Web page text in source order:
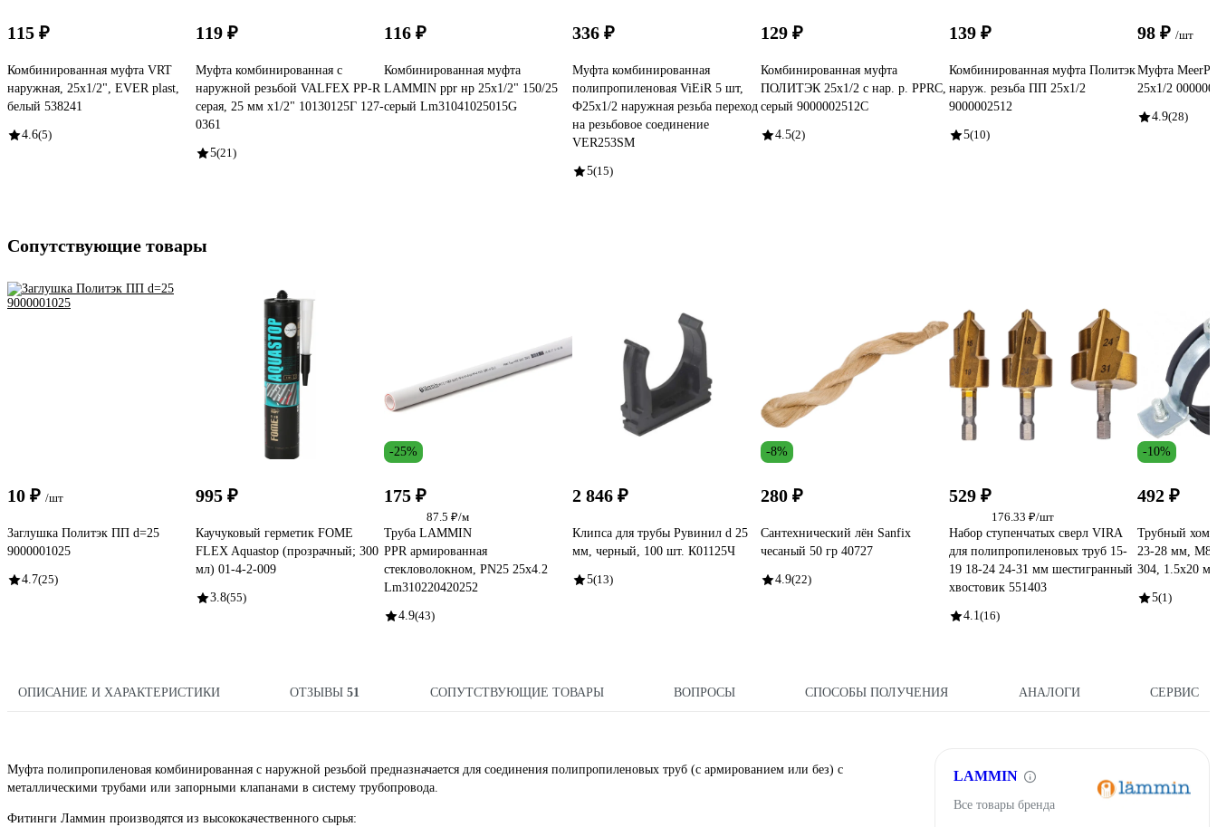
115 ₽
Комбинированная муфта VRT
наружная, 25х1/2", EVER plast,
белый 538241
4.6(5)
119 ₽
Муфта комбинированная с
наружной резьбой VALFEX PP-R
серая, 25 мм х1/2" 10130125Г 127-
0361
5(21)
116 ₽
Комбинированная муфта
LAMMIN ppr нр 25x1/2" 150/25
серый Lm31041025015G
336 ₽
Муфта комбинированная
полипропиленовая ViEiR 5 шт,
Ф25х1/2 наружная резьба переход
на резьбовое соединение
VER253SM
5(15)
129 ₽
Комбинированная муфта
ПОЛИТЭК 25x1/2 с нар. р. PPRC,
серый 9000002512С
4.5(2)
139 ₽
Комбинированная муфта Политэк
наруж. резьба ПП 25х1/2
9000002512
5(10)
98 ₽ /шт
Муфта
25x1/2
4.9(28)
Сопутствующие товары
10 ₽ /шт
Заглушка Политэк ПП d=25
9000001025
4.7(25)
995 ₽
Каучуковый герметик FOME
FLEX Aquastop (прозрачный; 300
мл) 01-4-2-009
3.8(55)
-25%
175 ₽
87.5 ₽/м
Труба LAMMIN
PPR армированная
стекловолокном, PN25 25х4.2
Lm310220420252
4.9(43)
2 846 ₽
Клипса для трубы Рувинил d 25
мм, черный, 100 шт. К01125Ч
5(13)
-8%
280 ₽
Сантехнический лён Sanfix
чесаный 50 гр 40727
4.9(22)
529 ₽
176.33 ₽/шт
Набор ступенчатых сверл VIRA
для полипропиленовых труб 15-
19 18-24 24-31 мм шестигранный
хвостовик 551403
4.1(16)
-10%
492 ₽
Трубный
23-28 мм, М8,
304, 1.5x20
5(1)
ОПИСАНИЕ И ХАРАКТЕРИСТИКИ ОТЗЫВЫ51 СОПУТСТВУЮЩИЕ ТОВАРЫ ВОПРОСЫ СПОСОБЫ ПОЛУЧЕНИЯ АНАЛОГИ СЕРВИС
Муфта полипропиленовая комбинированная с наружной резьбой предназначается для соединения полипропиленовых труб (с армированием или без) с
металлическими трубами или запорными клапанами в систему трубопровода.
Фитинги Ламмин производятся из высококачественного сырья:
LAMMIN
Все товары бренда